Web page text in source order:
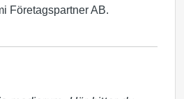
Företagspartner AB.